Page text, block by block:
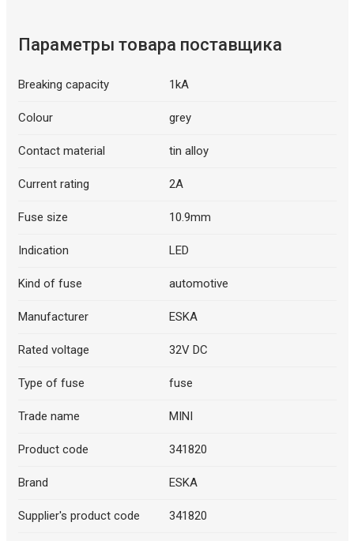
Параметры товара поставщика
Breaking capacity 1kA
Colour grey
Contact material tin alloy
Current rating 2A
Fuse size 10.9mm
Indication LED
Kind of fuse automotive
Manufacturer ESKA
Rated voltage 32V DC
Type of fuse fuse
Trade name MINI
Product code 341820
Brand ESKA
Supplier's product code 341820